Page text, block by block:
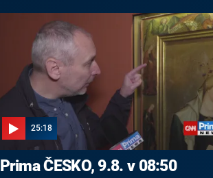
25:18
Prima ČESKO, 9.8. v 08:50